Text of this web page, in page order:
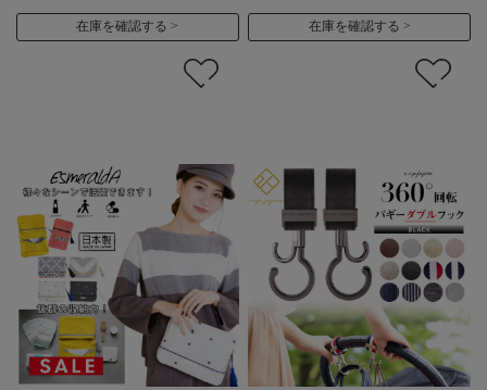
在庫を確認する 在庫を確認する